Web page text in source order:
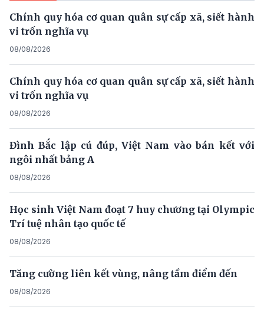
Chính quy hóa cơ quan quân sự cấp xã, siết hành
vi trốn nghĩa vụ
08/08/2026
Chính quy hóa cơ quan quân sự cấp xã, siết hành
vi trốn nghĩa vụ
08/08/2026
Đình Bắc lập cú đúp, Việt Nam vào bán kết với
ngôi nhất bảng A
08/08/2026
Học sinh Việt Nam đoạt 7 huy chương tại Olympic
Trí tuệ nhân tạo quốc tế
08/08/2026
Tăng cường liên kết vùng, nâng tầm điểm đến
08/08/2026